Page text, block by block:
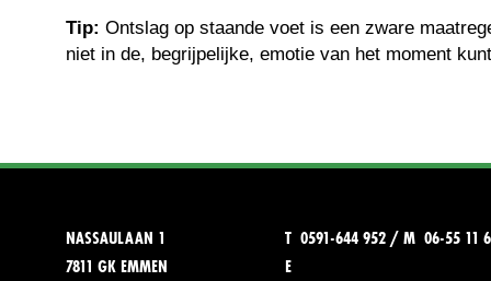
Tip: Ontslag op staande voet is een zware
niet in de, begrijpelijke, emotie van het moment
NASSAULAAN 1
7811 GK EMMEN
T 0591-644 952 / M 06-55 11
E